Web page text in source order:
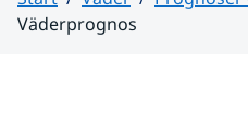
Väderprognos